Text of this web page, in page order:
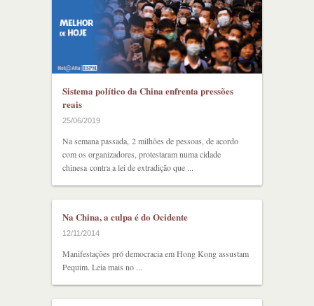
Sistema político da China enfrenta pressões
reais
25/06/2019
Na semana passada, 2 milhões de pessoas, de acordo
com os organizadores, protestaram numa cidade
chinesa contra a lei de extradição que ...
Na China, a culpa é do Ocidente
12/11/2014
Manifestações pró democracia em Hong Kong assustam
Pequim. Leia mais no ...